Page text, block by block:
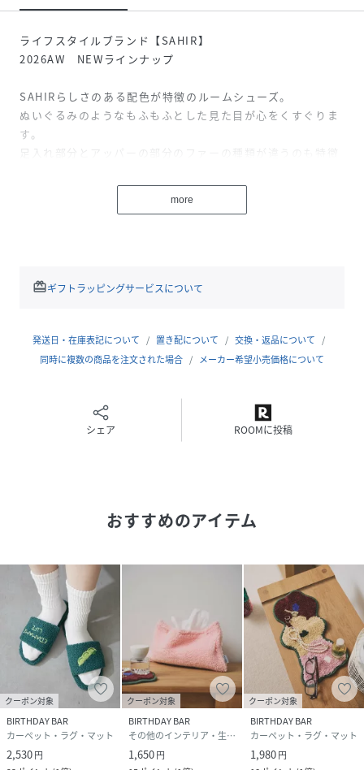
ライフスタイルブランド【SAHIR】
2026AW NEWラインナップ
SAHIRらしさのある配色が特徴のルームシューズ。
ぬいぐるみのようなもふもふとした見た目が心をくすぐりま
す。
足入れ部分とアッパーの部分のファーの種類が違うのも特徴
おうち時間を足元から彩り、もちっとした履き心地で秋冬に
24～25cm相当
ブランド名の由来は、喜びを引き出す・面白みのあるという
意味の「Savor」
「SAHIR」は日常に自分らしさをプラスする、遊び心のある
愛されて輝く、唯一無二な存在に。
そんな想いから誕生したブランドです。
性別タイプ ユニセックス
原産国 中国
素材 ポリエステル
サイズ FREE
more
redeemギフトラッピングサービスについて
発送日・在庫表記について 置き配について
交換・返品について
同時に複数の商品を注文された場合
メーカー希望小売価格について
シェア ROOMに投稿
おすすめのアイテム
クーポン対象
BIRTHDAY BAR
カーペット・ラグ・マット
2,530円
クーポン対象
BIRTHDAY BAR
その他のインテリア・生活雑貨
1,650円
クーポン対象
BIRTHDAY BAR
カーペット・ラグ・マット
1,980円